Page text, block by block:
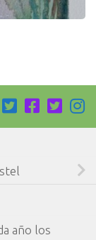
año los